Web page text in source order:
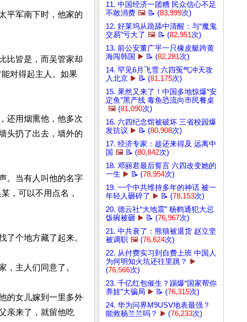
平军南下时，他家的
比皆是，而吴管家却
对得起主人。如果
还用烟熏他，他多次
头扔了出去，墙外的
。当有人叫他的名字
，可以不用点名，
了个地方藏了起来。
，主人们同意了。
的女儿嫁到一里多外
亲来了，就留他吃
11. 中国经济一团糟 民众信心不足
不敢消费 🖼️ 📝 (83,999次)
12. 好莱坞从跪舔中清醒：与“魔鬼
交易”亏大了 🖼️ 📝 (82,951次)
13. 前公安董广平一只橡皮艇跨黄
海闯韩国 ▶️ 📝 (82,281次)
14. 罕见6月飞雪 六四冤气冲天攻
入北京 ▶️ 📝 (81,175次)
15. 果然又来了！中国多地惊爆“安
定鱼”黑产线 毒鱼恐流向市民餐桌
🖼️ (81,090次)
16. 六四纪念馆被破坏 三省校园爆
发抗议 ▶️ 📝 (80,908次)
17. 经济专家：趁还来得及 远离中
国 🖼️ 📝 (80,842次)
18. 邓丽君最后誓言 六四改变她的
一生 ▶️ 📝 (78,954次)
19. 一个中共维持多年的神话 被一
年轻人砸碎了 ▶️ 📝 (78,153次)
20. 德云社“大地震” 杨鹤通犯大忌
饭碗被砸 ▶️ 📝 (76,967次)
21. 中共衰了：熊猫被退货 赵立坚
被调职 🖼️ (76,624次)
22. 从付费实习到自费上班 中国人
为何明知火坑还往里跳？
▶️
(76,566次)
23. 千亿红包催生？踢爆“国家帮你
养娃”大骗局 ▶️ 📝 (76,315次)
24. 华为问界M9USV地表最强？
能救杨兰兰吗？
▶️ (76,233次)